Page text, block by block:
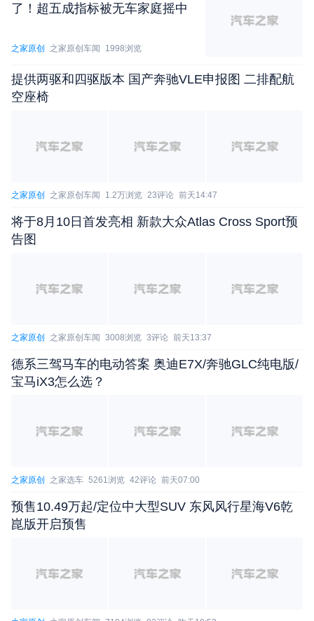
冲击。
迪，总还要兼顾兄弟车型，切忌“兄弟阋墙”的戏码出
现，例如22.98万起售的中大型SUV唐L。
在刚刚落幕的比亚迪“敢为”智能化战略发布会上，比
亚迪掀开了在芯片自研、高阶智驾领域的底牌，此番
量。
了！超五成指标被无车家庭摇中
之家原创 之家原创车闻 1998浏览
提供两驱和四驱版本 国产奔驰VLE申报图 二排配航
空座椅
之家原创 之家原创车闻 1.2万浏览 23评论 前天14:47
将于8月10日首发亮相 新款大众Atlas Cross Sport预
告图
之家原创 之家原创车闻 3008浏览 3评论 前天13:37
德系三驾马车的电动答案 奥迪E7X/奔驰GLC纯电版/
宝马iX3怎么选？
之家原创 之家选车 5261浏览 42评论 前天07:00
预售10.49万起/定位中大型SUV 东风风行星海V6乾
崑版开启预售